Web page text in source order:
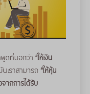
ดที่บอกว่า “ให้เงิน
เราสามารถ “ให้หุ้น
ากการได้รับ